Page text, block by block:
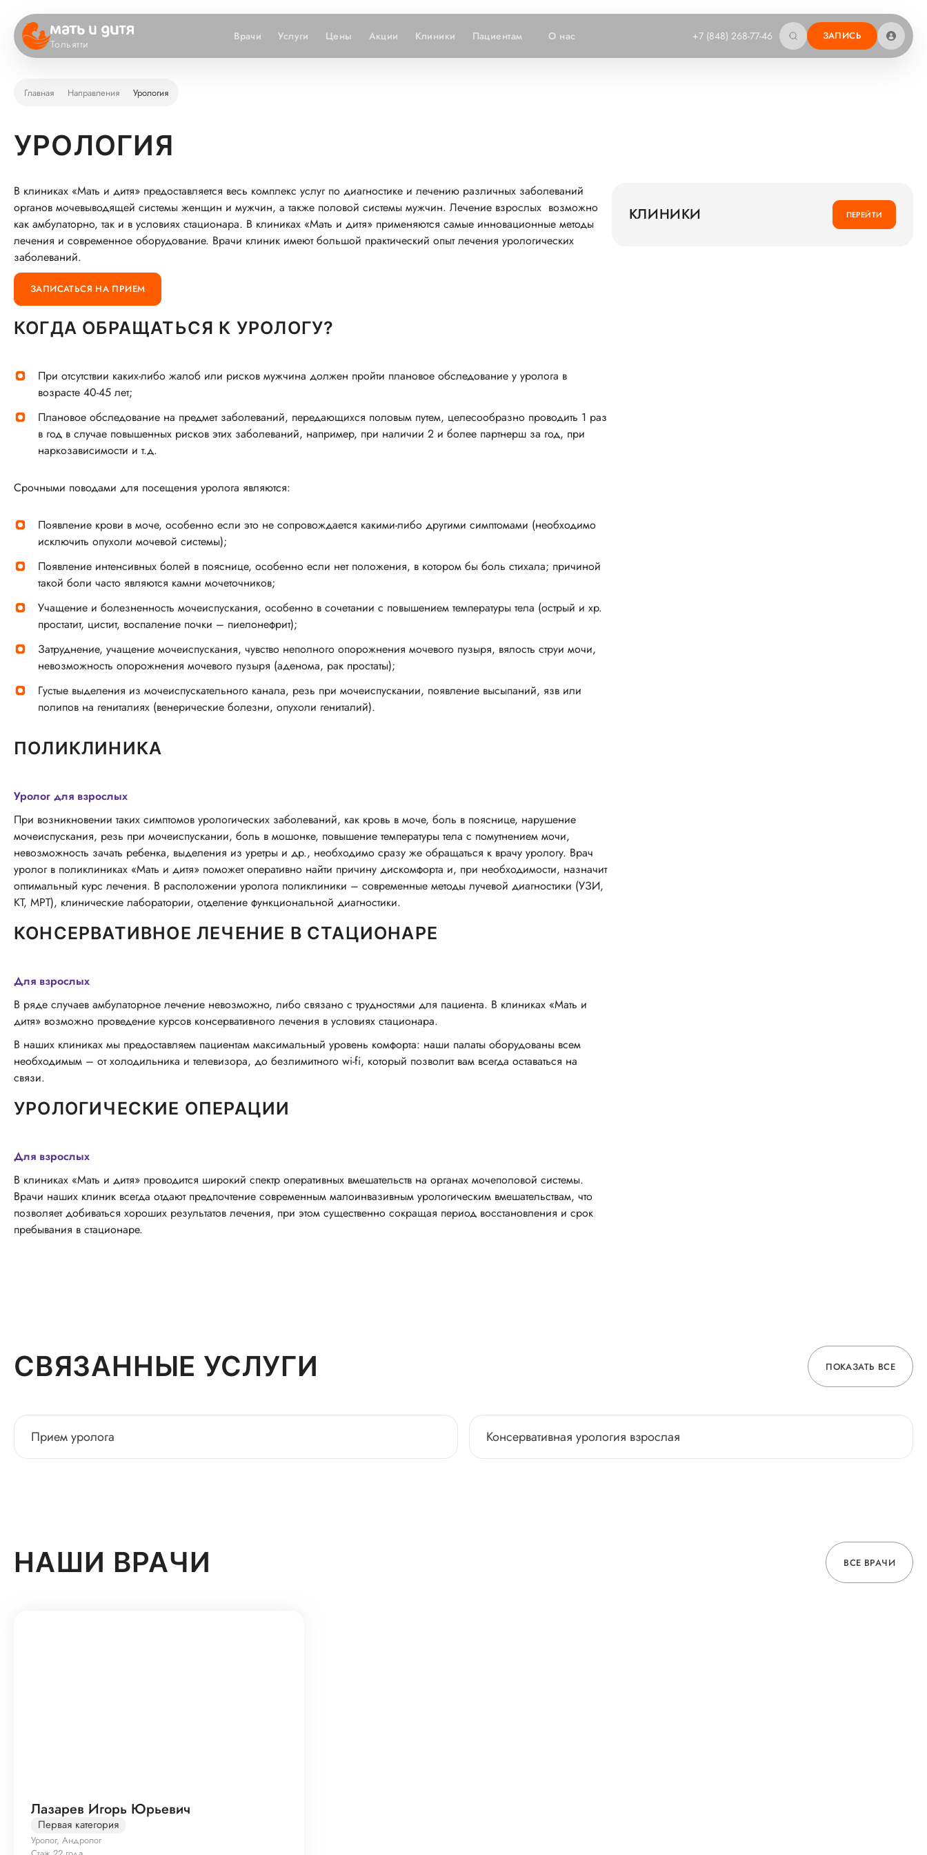
Тольятти
Врачи Услуги Цены Акции Клиники Пациентам О нас +7 (848) 268-77-46 ЗАПИСЬ
Главная Направления Урология
УРОЛОГИЯ
В клиниках «Мать и дитя» предоставляется весь комплекс услуг по диагностике и лечению различных заболеваний
органов мочевыводящей системы женщин и мужчин, а также половой системы мужчин. Лечение взрослых возможно
как амбулаторно, так и в условиях стационара. В клиниках «Мать и дитя» применяются самые инновационные методы
лечения и современное оборудование. Врачи клиник имеют большой практический опыт лечения урологических
заболеваний.
ЗАПИСАТЬСЯ НА ПРИЕМ
КОГДА ОБРАЩАТЬСЯ К УРОЛОГУ?
При отсутствии каких-либо жалоб или рисков мужчина должен пройти плановое обследование у уролога в
возрасте 40-45 лет;
Плановое обследование на предмет заболеваний, передающихся половым путем, целесообразно проводить 1 раз
в год в случае повышенных рисков этих заболеваний, например, при наличии 2 и более партнерш за год, при
наркозависимости и т.д.
Срочными поводами для посещения уролога являются:
Появление крови в моче, особенно если это не сопровождается какими-либо другими симптомами (необходимо
исключить опухоли мочевой системы);
Появление интенсивных болей в пояснице, особенно если нет положения, в котором бы боль стихала; причиной
такой боли часто являются камни мочеточников;
Учащение и болезненность мочеиспускания, особенно в сочетании с повышением температуры тела (острый и хр.
простатит, цистит, воспаление почки – пиелонефрит);
Затруднение, учащение мочеиспускания, чувство неполного опорожнения мочевого пузыря, вялость струи мочи,
невозможность опорожнения мочевого пузыря (аденома, рак простаты);
Густые выделения из мочеиспускательного канала, резь при мочеиспускании, появление высыпаний, язв или
полипов на гениталиях (венерические болезни, опухоли гениталий).
ПОЛИКЛИНИКА
Уролог для взрослых
При возникновении таких симптомов урологических заболеваний, как кровь в моче, боль в пояснице, нарушение
мочеиспускания, резь при мочеиспускании, боль в мошонке, повышение температуры тела с помутнением мочи,
невозможность зачать ребенка, выделения из уретры и др., необходимо сразу же обращаться к врачу урологу. Врач
уролог в поликлиниках «Мать и дитя» поможет оперативно найти причину дискомфорта и, при необходимости, назначит
оптимальный курс лечения. В расположении уролога поликлиники – современные методы лучевой диагностики (УЗИ,
КТ, МРТ), клинические лаборатории, отделение функциональной диагностики.
КОНСЕРВАТИВНОЕ ЛЕЧЕНИЕ В СТАЦИОНАРЕ
Для взрослых
В ряде случаев амбулаторное лечение невозможно, либо связано с трудностями для пациента. В клиниках «Мать и
дитя» возможно проведение курсов консервативного лечения в условиях стационара.
В наших клиниках мы предоставляем пациентам максимальный уровень комфорта: наши палаты оборудованы всем
необходимым – от холодильника и телевизора, до безлимитного wi-fi, который позволит вам всегда оставаться на
связи.
УРОЛОГИЧЕСКИЕ ОПЕРАЦИИ
Для взрослых
В клиниках «Мать и дитя» проводится широкий спектр оперативных вмешательств на органах мочеполовой системы.
Врачи наших клиник всегда отдают предпочтение современным малоинвазивным урологическим вмешательствам, что
позволяет добиваться хороших результатов лечения, при этом существенно сокращая период восстановления и срок
пребывания в стационаре.
КЛИНИКИ ПЕРЕЙТИ
СВЯЗАННЫЕ УСЛУГИ ПОКАЗАТЬ ВСЕ
Прием уролога Консервативная урология взрослая
НАШИ ВРАЧИ ВСЕ ВРАЧИ
Лазарев Игорь Юрьевич
Первая категория
Уролог, Андролог